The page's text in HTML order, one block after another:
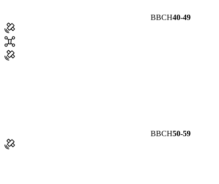
BBCH40-49
BBCH50-59